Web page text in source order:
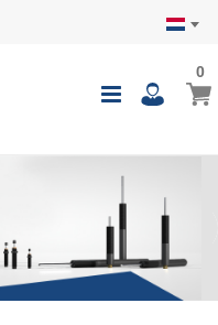
Toggle
00